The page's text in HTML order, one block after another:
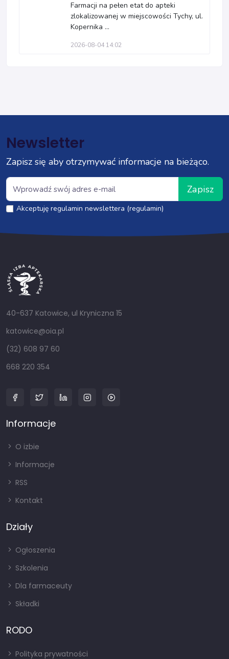
Farmacji na pełen etat do apteki
zlokalizowanej w miejscowości Tychy, ul.
Kopernika ...
2026-08-04 14:02
Newsletter
Zapisz się aby otrzymywać informacje na bieżąco.
Zapisz
Akceptuję regulamin newslettera (regulamin)
40-637 Katowice, ul Kryniczna 15
katowice@oia.pl
(32) 608 97 60
668 220 354
Informacje
O izbie
Informacje
RSS
Kontakt
Działy
Ogłoszenia
Szkolenia
Dla farmaceuty
Składki
RODO
Polityka prywatności